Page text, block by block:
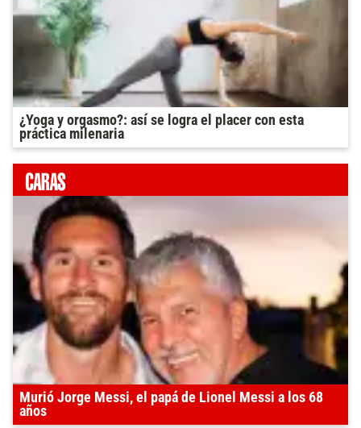
¿Yoga y orgasmo?: así se logra el placer con esta
práctica milenaria
Murió Jorge Messi, el papá de Lionel Messi a los 68
años